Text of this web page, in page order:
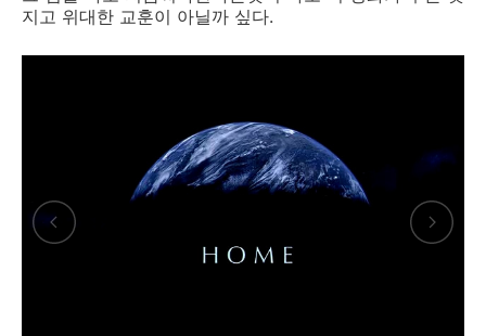
지고 위대한 교훈이 아닐까 싶다.